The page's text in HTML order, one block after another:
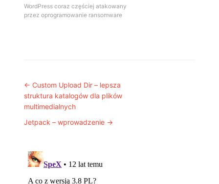
WordPress coraz częściej atakowany
przez oprogramowanie ransomware
Post navigation
← Custom Upload Dir – lepsza
struktura katalogów dla plików
multimedialnych
Jetpack – wprowadzenie →